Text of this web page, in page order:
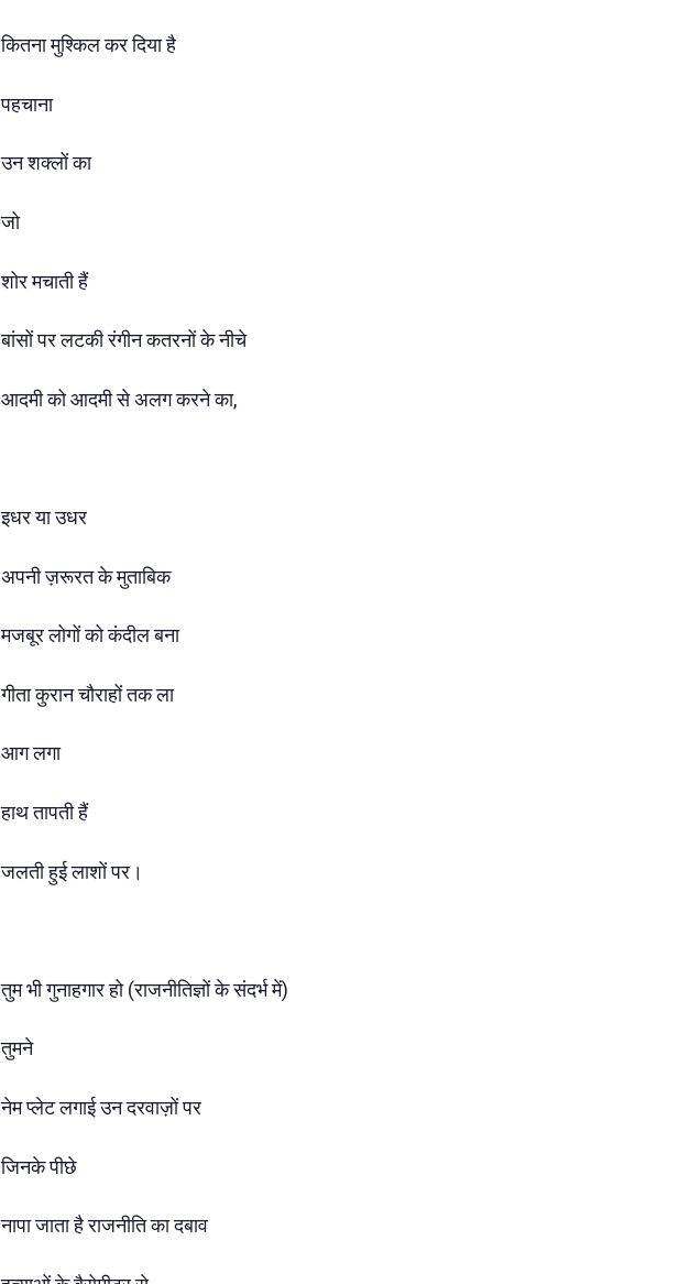
कितना मुश्किल कर दिया है
पहचाना
उन शक्लों का
जो
शोर मचाती हैं
बांसों पर लटकी रंगीन कतरनों के नीचे
आदमी को आदमी से अलग करने का,
इधर या उधर
अपनी ज़रूरत के मुताबिक
मजबूर लोगों को कंदील बना
गीता कुरान चौराहों तक ला
आग लगा
हाथ तापती हैं
जलती हुई लाशों पर।
तुम भी गुनाहगार हो (राजनीतिज्ञों के संदर्भ में)
तुमने
नेम प्लेट लगाई उन दरवाज़ों पर
जिनके पीछे
नापा जाता है राजनीति का दबाव